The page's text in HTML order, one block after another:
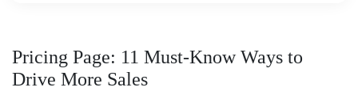
Pricing Page: 11 Must-Know Ways to
Drive More Sales